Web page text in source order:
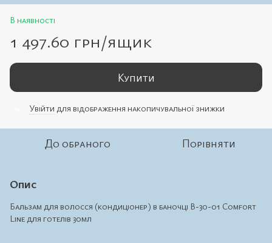
В наявності
1 497.60 грн/ящик
Купити
Увійти для відображення накопичувальної знижки
До обраного Порівняти
Опис
Бальзам для волосся (кондиціонер) в баночці В-30-01 Comfort
Line для готелів 30мл